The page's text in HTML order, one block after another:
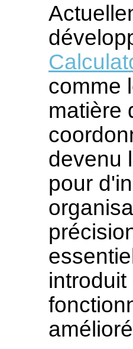
comme
matière
devenu
pour